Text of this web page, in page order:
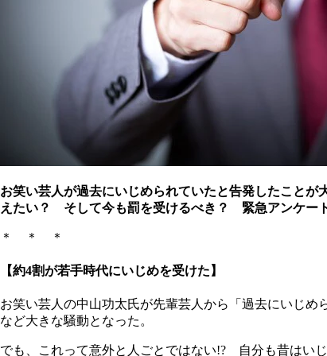
お笑い芸人が過去にいじめられていたと告発したこと
えたい？ そして今も罰を受けるべき？ 緊急アンケー
＊ ＊ ＊
【約4割が若手時代にいじめを受けた】
お笑い芸人の中山功太氏が先輩芸人から「過去にいじ
など大きな騒動となった。
でも、これって意外と人ごとではない!? 自分も昔はい